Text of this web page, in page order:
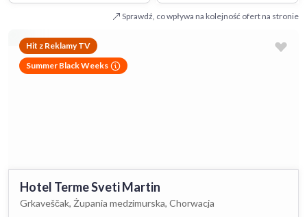
Sprawdź, co wpływa na kolejność ofert na stronie
Hit z Reklamy TV
Summer Black Weeks
Hotel Terme Sveti Martin
Grkaveščak, Żupania medzimurska, Chorwacja